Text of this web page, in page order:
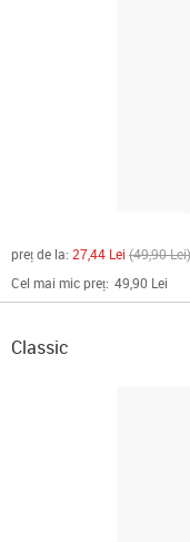
preț de la: 27,44 Lei 49,90 Lei
Cel mai mic preț: 49,90 Lei
Classic